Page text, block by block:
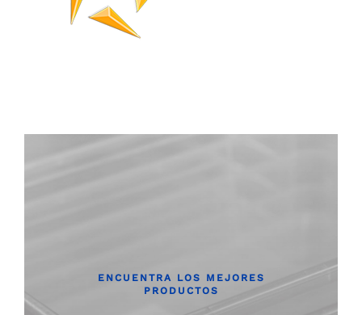
ENCUENTRA LOS MEJORES
PRODUCTOS